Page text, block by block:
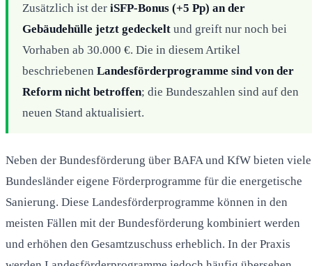
Zusätzlich ist der iSFP-Bonus (+5 Pp) an der
Gebäudehülle jetzt gedeckelt und greift nur noch bei
Vorhaben ab 30.000 €. Die in diesem Artikel
beschriebenen Landesförderprogramme sind von der
Reform nicht betroffen; die Bundeszahlen sind auf den
neuen Stand aktualisiert.
Neben der Bundesförderung über BAFA und KfW bieten viele
Bundesländer eigene Förderprogramme für die energetische
Sanierung. Diese Landesförderprogramme können in den
meisten Fällen mit der Bundesförderung kombiniert werden
und erhöhen den Gesamtzuschuss erheblich. In der Praxis